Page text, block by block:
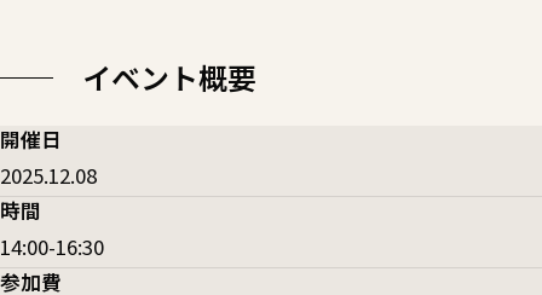
イベント概要
開催日
2025.12.08
時間
14:00-16:30
参加費